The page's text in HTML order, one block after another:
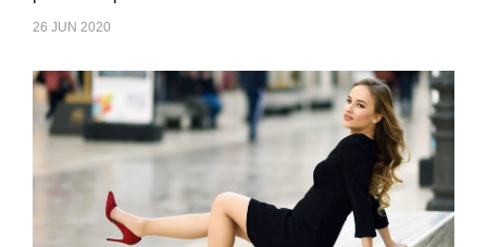
26 JUN 2020